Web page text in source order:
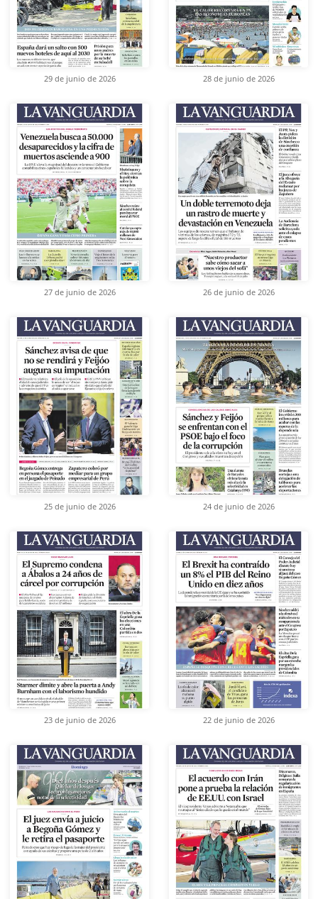
29 de junio de 2026 28 de junio de 2026
27 de junio de 2026 26 de junio de 2026
25 de junio de 2026 24 de junio de 2026
23 de junio de 2026 22 de junio de 2026